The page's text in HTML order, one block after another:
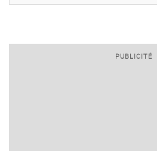
PUBLICITÉ